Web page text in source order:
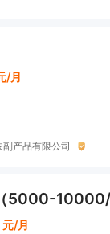
/月
产品有限公司
5000-10000/
元/月